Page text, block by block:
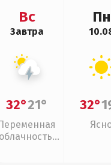
Вс
Завтра
32°21°
облачность,
Пн
32°